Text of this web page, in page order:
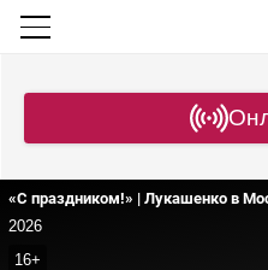
«С праздником!» | Лукашенко в
2026
16+